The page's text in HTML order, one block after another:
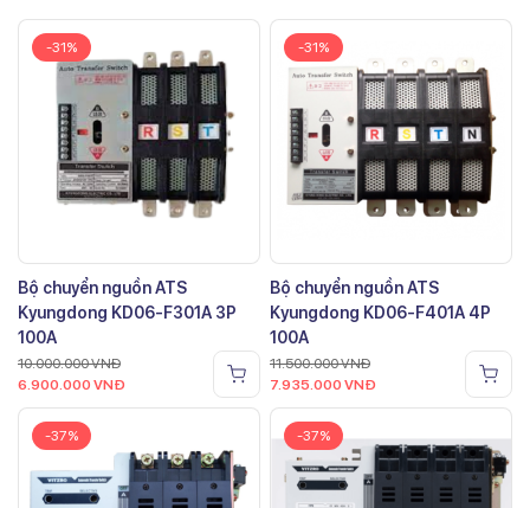
-31%
Bộ chuyển nguồn ATS
Kyungdong KD06-F301A 3P
100A
10.000.000VNĐ
6.900.000 VNĐ
-31%
Bộ chuyển nguồn ATS
Kyungdong KD06-F401A 4P
100A
11.500.000VNĐ
7.935.000 VNĐ
-37% -37%